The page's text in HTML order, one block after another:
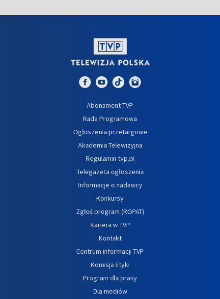
Abonament TVP
Rada Programowa
Ogłoszenia przetargowe
Akademia Telewizyjna
Regulamin tvp.pl
Telegazeta ogłoszenia
Informacje o nadawcy
Konkursy
Zgłoś program (ROPAT)
Kariera w TVP
Kontakt
Centrum informacji TVP
Komisja Etyki
Program dla prasy
Dla mediów